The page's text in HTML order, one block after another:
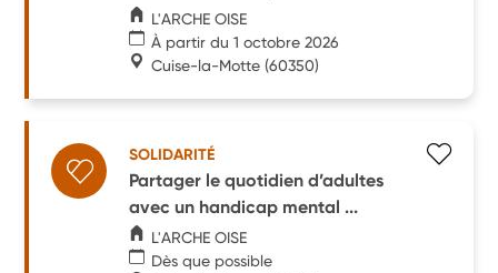
L'ARCHE OISE
À partir du 1 octobre 2026
Cuise-la-Motte (60350)
SOLIDARITÉ
Partager le quotidien d’adultes
avec un handicap mental ...
L'ARCHE OISE
Dès que possible